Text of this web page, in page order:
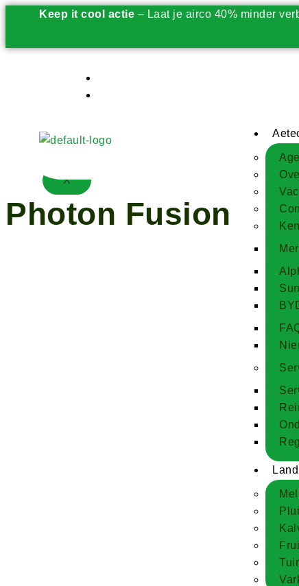
Keep it cool actie – Laat je airco 40% minder
Besparen 2.0
X
Photon Fusion